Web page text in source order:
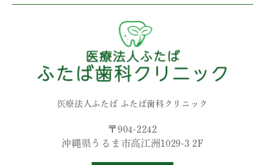
医療法人ふたば ふたば歯科クリニック
〒904-2242
沖縄県うるま市高江洲1029-3 2F